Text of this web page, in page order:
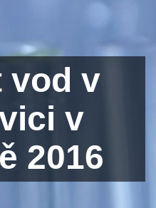
vod v
v
2016